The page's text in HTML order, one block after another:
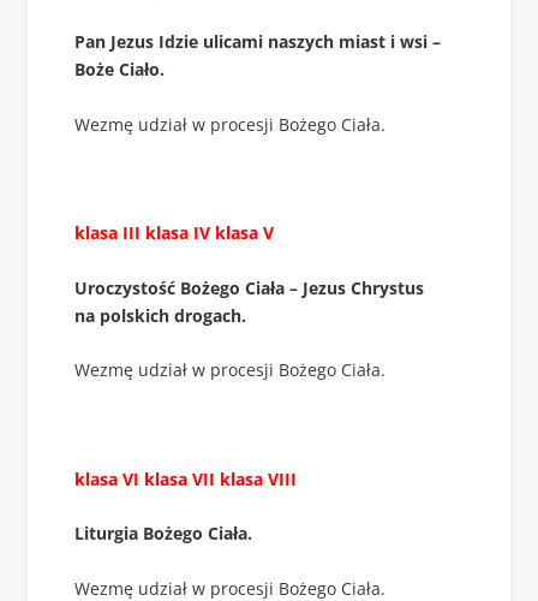
Pan Jezus Idzie ulicami naszych miast i wsi –
Boże Ciało.
Wezmę udział w procesji Bożego Ciała.
klasa III klasa IV klasa V
Uroczystość Bożego Ciała – Jezus Chrystus
na polskich drogach.
Wezmę udział w procesji Bożego Ciała.
klasa VI klasa VII klasa VIII
Liturgia Bożego Ciała.
Wezmę udział w procesji Bożego Ciała.